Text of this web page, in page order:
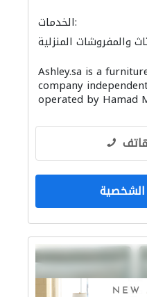
الخدمات:
والمفروشات المنزلية
Ashley.sa is a
company
operated by Hamad